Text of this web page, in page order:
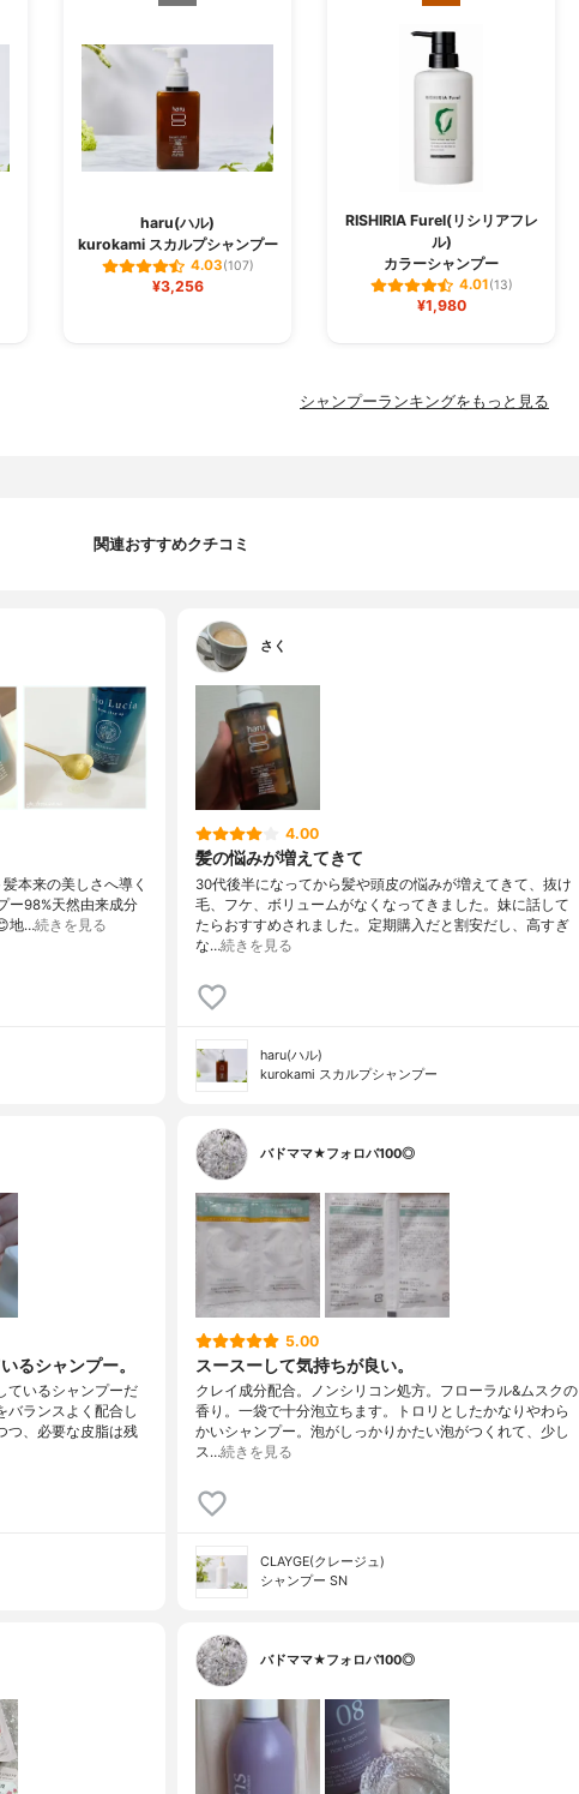
haru(ハル)
kurokami スカルプシャンプー
4.03(107)
¥3,256
RISHIRIA Furel(リシリアフレ
ル)
カラーシャンプー
4.01(13)
¥1,980
シャンプーランキングをもっと見る
関連おすすめクチコミ
本来の美しさへ導く
ー98%天然由来成分
地…続きを見る
さく
4.00
髪の悩みが増えてきて
30代後半になってから髪や頭皮の悩みが増えてきて、抜け
毛、フケ、ボリュームがなくなってきました。妹に話して
たらおすすめされました。定期購入だと割安だし、高すぎ
な…続きを見る
haru(ハル)
kurokami スカルプシャンプー
るシャンプー。
ているシャンプーだ
バランスよく配合し
つ、必要な皮脂は残
バドママ★フォロバ100◎
5.00
スースーして気持ちが良い。
クレイ成分配合。ノンシリコン処方。フローラル&ムスクの
香り。一袋で十分泡立ちます。トロリとしたかなりやわら
かいシャンプー。泡がしっかりかたい泡がつくれて、少し
ス…続きを見る
CLAYGE(クレージュ)
シャンプー SN
バドママ★フォロバ100◎